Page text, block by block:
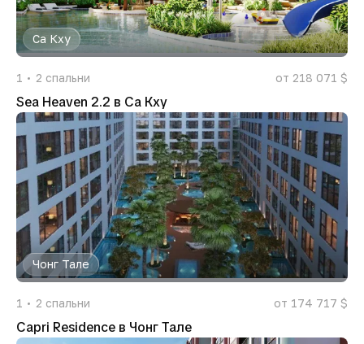
Са Кху
1 2 спальни от 218 071 $
Sea Heaven 2.2 в Са Кху
Чонг Тале
1 2 спальни от 174 717 $
Capri Residence в Чонг Тале